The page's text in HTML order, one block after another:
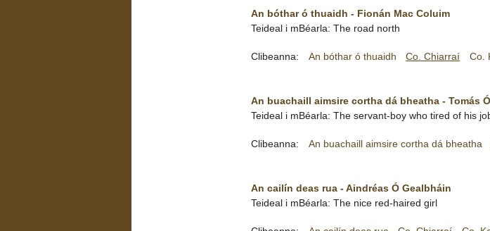
An bóthar ó thuaidh - Fionán Mac Coluim
Teideal i mBéarla: The road north
Clibeanna: An bóthar ó thuaidh Co. Chiarraí Co.
An buachaill aimsire cortha dá bheatha - Tomás
Teideal i mBéarla: The servant-boy who tired of his
Clibeanna: An buachaill aimsire cortha dá bheatha
An cailín deas rua - Aindréas Ó Gealbháin
Teideal i mBéarla: The nice red-haired girl